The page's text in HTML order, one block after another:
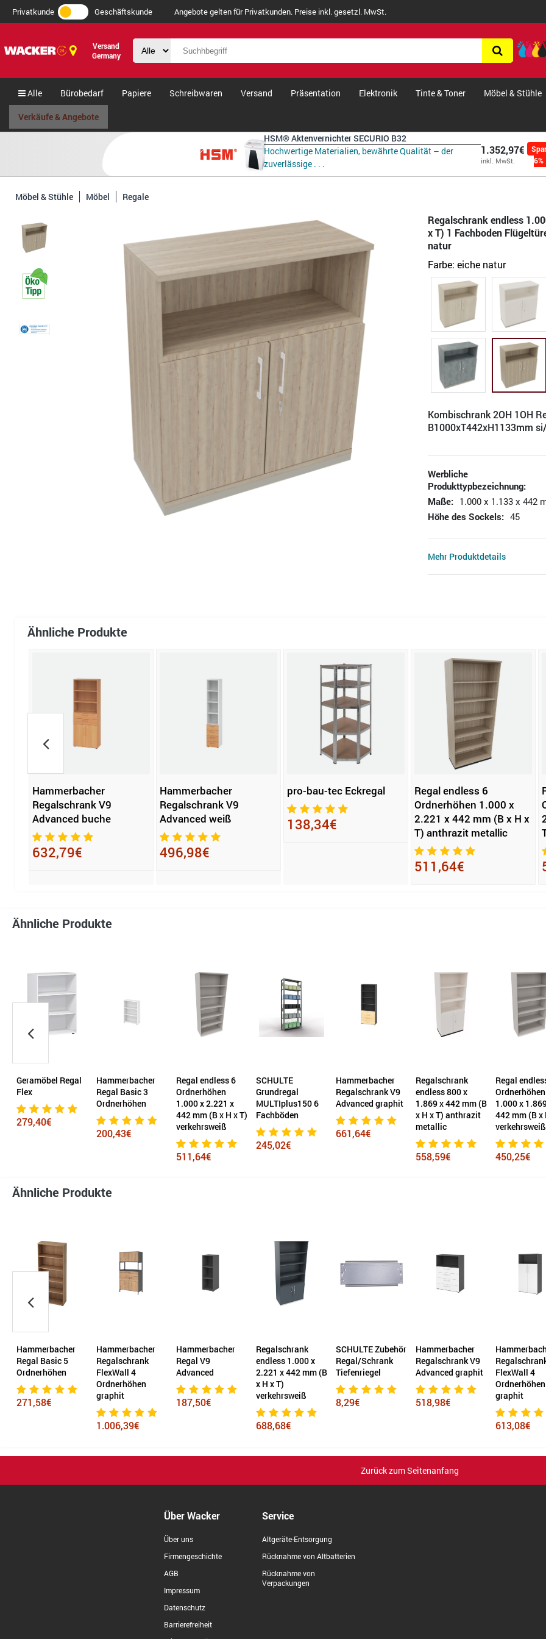
Privatkunde Geschäftskunde Angebote gelten für Privatkunden. Preise inkl. gesetzl. MwSt.
Versand
Germany
Alle Bürobedarf Papiere Schreibwaren Versand Präsentation Elektronik Tinte & Toner Möbel & Stühle
Verkäufe & Angebote
HSM® Aktenvernichter SECURIO B32
Hochwertige Materialien, bewährte Qualität – der
zuverlässige . . .
1.352,97€
inkl. MwSt.
6%
Möbel & Stühle Möbel Regale
Regalschrank endless
x T) 1 Fachboden
natur
Farbe: eiche natur
Kombischrank 2OH 1OH
B1000xT442xH1133mm
Werbliche
Produkttypbezeichnung:
Maße: 1.000 x 1.133 x 442
Höhe des Sockels: 45
Mehr Produktdetails
Ähnliche Produkte
Hammerbacher
Regalschrank V9
Advanced buche
632,79€
Hammerbacher
Regalschrank V9
Advanced weiß
496,98€
pro-bau-tec Eckregal
138,34€
Regal endless 6
Ordnerhöhen 1.000 x
2.221 x 442 mm (B x H x
T) anthrazit metallic
511,64€
Ähnliche Produkte
Hammerbacher
Regal Basic 3
Ordnerhöhen
Regal endless 6
Ordnerhöhen
1.000 x 2.221 x
442 mm (B x H x T)
verkehrsweiß
SCHULTE
Grundregal
MULTIplus150 6
Fachböden
245,02€
Hammerbacher
Regalschrank V9
Advanced graphit
661,64€
Regalschrank
endless 800 x
1.869 x 442 mm (B
x H x T) anthrazit
metallic
Regal endless 5
Ordnerhöhen
1.000 x 1.869 x
442 mm (B x H x T)
verkehrsweiß
450,25€
endless 1.000
1.133 x 442
x H x T)
metallic
458,09€
Ähnliche Produkte
Hammerbacher
Regalschrank
FlexWall 4
Ordnerhöhen
graphit
Hammerbacher
Regal V9
Advanced
187,50€
Regalschrank
endless 1.000 x
2.221 x 442 mm (B
x H x T)
verkehrsweiß
SCHULTE Zubehör
Regal/Schrank
Tiefenriegel
8,29€
Hammerbacher
Regalschrank V9
Advanced graphit
518,98€
Hammerbacher
Regalschrank
FlexWall 4
Ordnerhöhen
graphit
Regalschrank
Advanced
632,79€
Zurück zum Seitenanfang
Über Wacker
Über uns
Firmengeschichte
AGB
Impressum
Datenschutz
Barrierefreiheit
Service
Altgeräte-Entsorgung
Rücknahme von Altbatterien
Rücknahme von
Verpackungen